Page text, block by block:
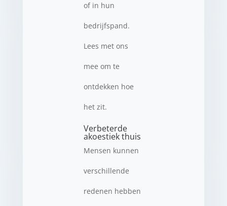
of in hun
bedrijfspand.
Lees met ons
mee om te
ontdekken hoe
het zit.
Verbeterde
akoestiek thuis
Mensen kunnen
verschillende
redenen hebben